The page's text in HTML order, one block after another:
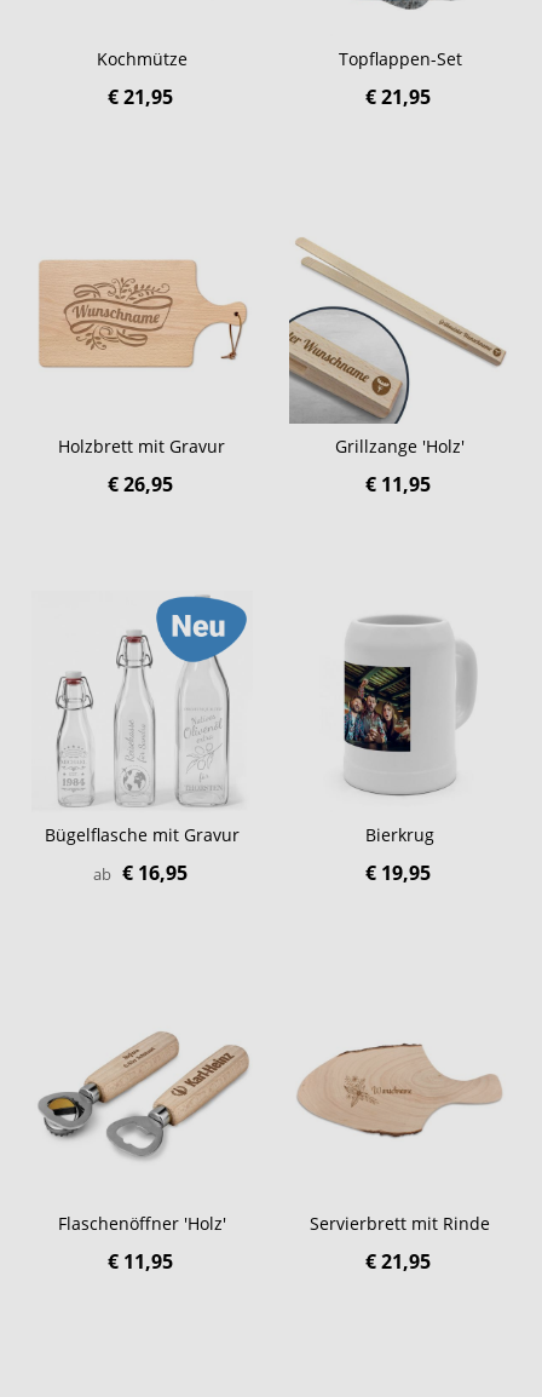
Kochmütze
€ 21,95
Topflappen-Set
€ 21,95
Holzbrett mit Gravur
€ 26,95
Grillzange 'Holz'
€ 11,95
Bügelflasche mit Gravur
ab € 16,95
Bierkrug
€ 19,95
Flaschenöffner 'Holz'
€ 11,95
Servierbrett mit Rinde
€ 21,95